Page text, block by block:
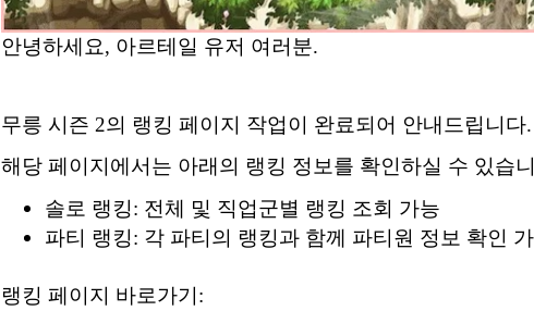
안녕하세요, 아르테일 유저 여러분.
무릉 시즌 2의 랭킹 페이지 작업이 완료되어 안내드립니다.
해당 페이지에서는 아래의 랭킹 정보를 확인하실 수 있습
솔로 랭킹: 전체 및 직업군별 랭킹 조회 가능
파티 랭킹: 각 파티의 랭킹과 함께 파티원 정보 확인
랭킹 페이지 바로가기: